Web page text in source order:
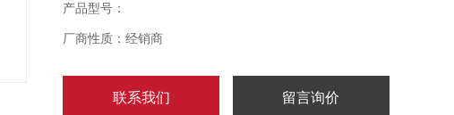
产品型号：
厂商性质：经销商
联系我们 留言询价